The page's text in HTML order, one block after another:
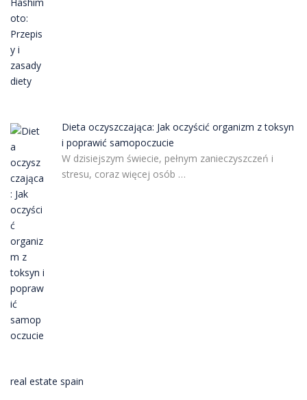
Dieta oczyszczająca: Jak oczyścić organizm z toksyn
i poprawić samopoczucie
W dzisiejszym świecie, pełnym zanieczyszczeń i
stresu, coraz więcej osób …
real estate spain